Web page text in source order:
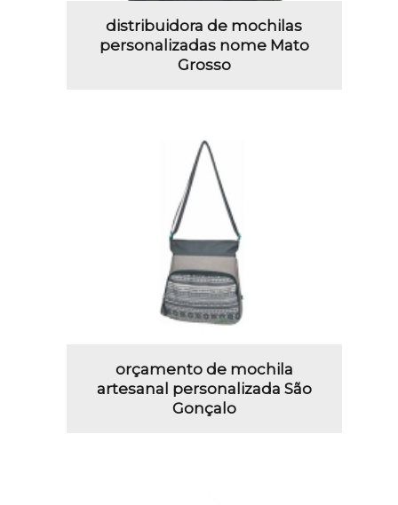
distribuidora de mochilas
personalizadas nome Mato
Grosso
orçamento de mochila
artesanal personalizada São
Gonçalo